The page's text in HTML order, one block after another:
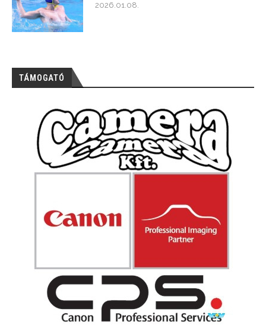
2026.01.08.
TÁMOGATÓ